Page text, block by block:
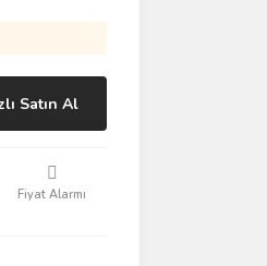
Satın Al
Fiyat Alarmı